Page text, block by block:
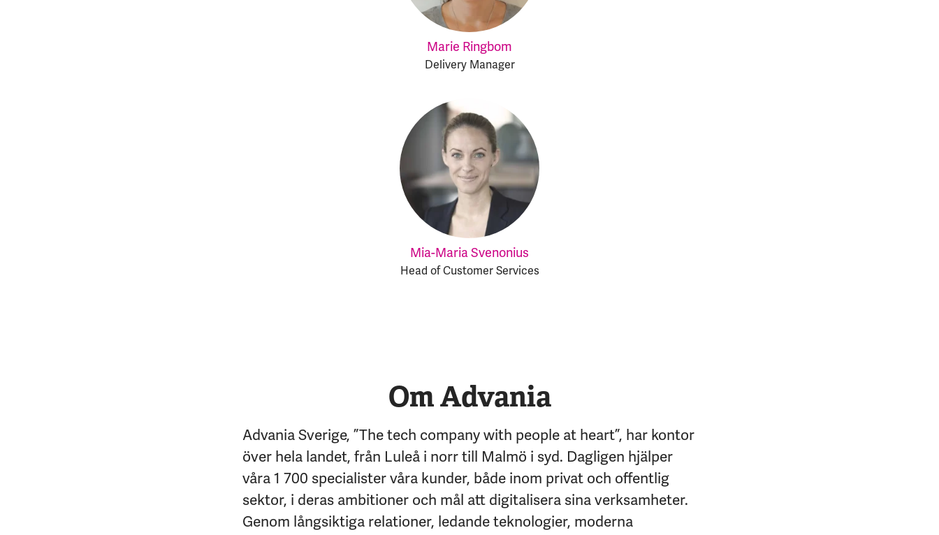
Marie Ringbom
Delivery Manager
Mia-Maria Svenonius
Head of Customer Services
Om Advania
Advania Sverige, ”The tech company with people at heart”, har kontor
över hela landet, från Luleå i norr till Malmö i syd. Dagligen hjälper
våra 1 700 specialister våra kunder, både inom privat och offentlig
sektor, i deras ambitioner och mål att digitalisera sina verksamheter.
Genom långsiktiga relationer, ledande teknologier, moderna